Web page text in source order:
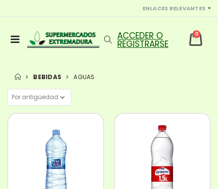
ENLACES RELEVANTES
0
BEBIDAS AGUAS